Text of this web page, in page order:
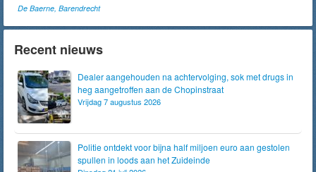
De Baerne, Barendrecht
Recent nieuws
Dealer aangehouden na achtervolging, sok met drugs in
heg aangetroffen aan de Chopinstraat
Vrijdag 7 augustus 2026
Politie ontdekt voor bijna half miljoen euro aan gestolen
spullen in loods aan het Zuideinde